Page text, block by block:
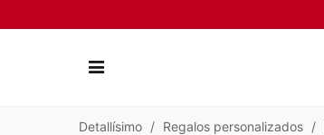
Detallísimo / Regalos personalizados /